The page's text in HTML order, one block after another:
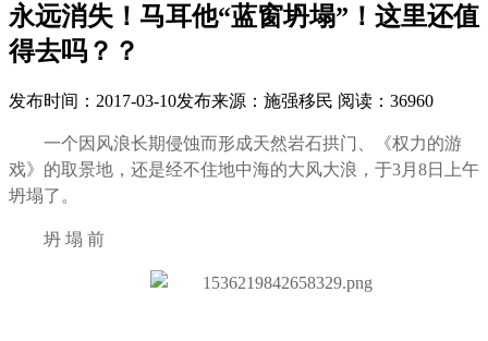
永远消失！马耳他“蓝窗坍塌”！这里还值
得去吗？？
发布时间： 2017-03-10发布来源： 施强移民 阅读： 36960
一个因风浪长期侵蚀而形成天然岩石拱门、《权力的游
戏》的取景地，还是经不住地中海的大风大浪，于3月8日上午
坍塌了。
坍 塌 前